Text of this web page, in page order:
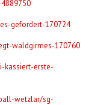
gefordert-170724
waldgirmes-170760
kassiert-erste-
wetzlar/sg-